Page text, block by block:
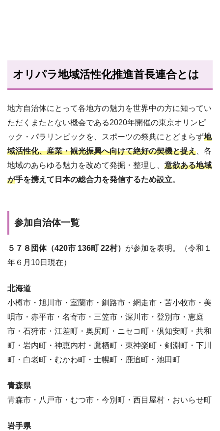
オリパラ地域活性化推進首長連合とは
地方自治体にとって各地方の魅力を世界中の方に知ってい
ただくまたとない機会である2020年開催の東京オリンピ
ック・パラリンピックを、スポーツの祭典にとどまらず地
域活性化、産業・観光振興へ向けて絶好の契機と捉え 、各
地域のあらゆる魅力を改めて発掘・整理し、 意欲ある地域
が手を携えて日本の総合力を発信するため設立。
参加自治体一覧
５７８団体（420市 136町 22村） が参加を表明。（令和１
年６月10日現在）
北海道
小樽市・旭川市・室蘭市・釧路市・網走市・苫小牧市・美
唄市・赤平市・名寄市・三笠市・深川市・登別市・恵庭
市・石狩市・江差町・奥尻町・ニセコ町・倶知安町・共和
町・岩内町・神恵内村・鷹栖町・東神楽町・剣淵町・下川
町・白老町・むかわ町・士幌町・鹿追町・池田町
青森県
青森市・八戸市・むつ市・今別町・西目屋村・おいらせ町
岩手県